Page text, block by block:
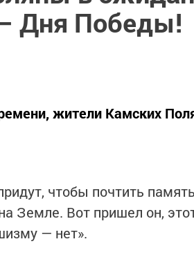
Дня Победы!
жители Камских
чтобы почтить
Земле. Вот пришел он,
— нет».